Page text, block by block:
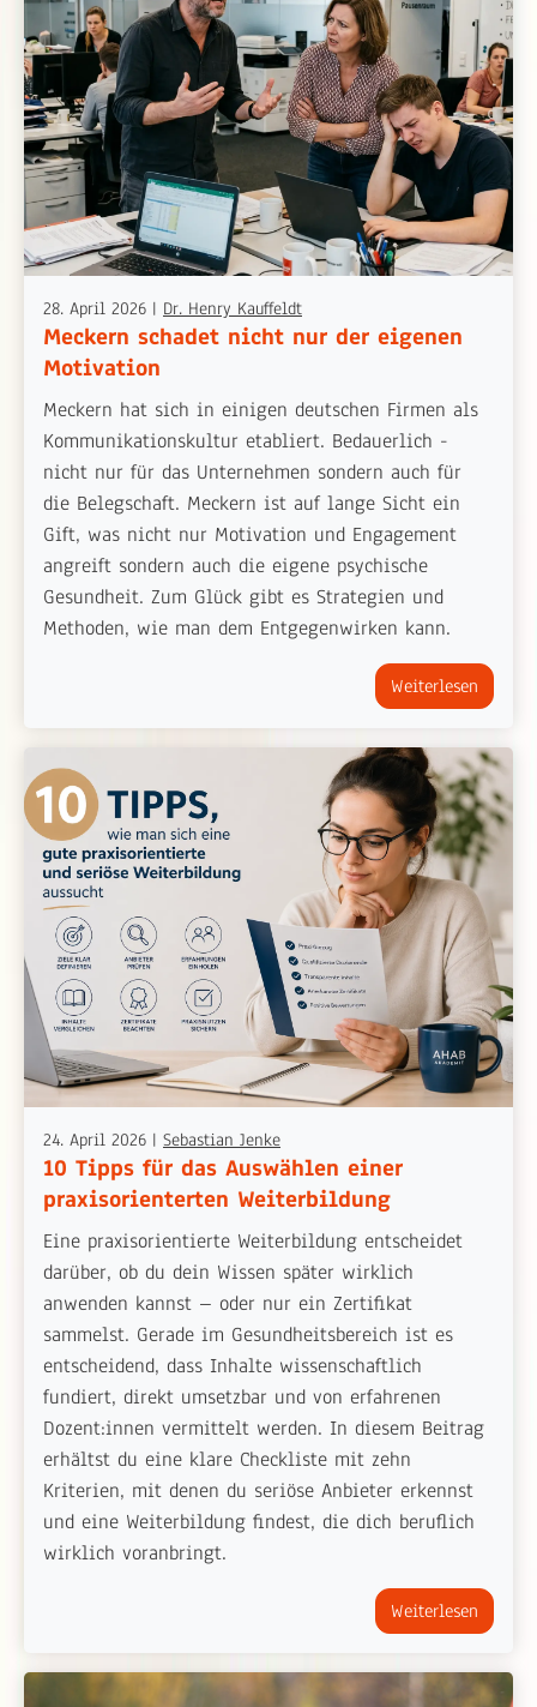
28. April 2026 | Dr. Henry Kauffeldt
Meckern schadet nicht nur der eigenen
Motivation
Meckern hat sich in einigen deutschen Firmen als
Kommunikationskultur etabliert. Bedauerlich -
nicht nur für das Unternehmen sondern auch für
die Belegschaft. Meckern ist auf lange Sicht ein
Gift, was nicht nur Motivation und Engagement
angreift sondern auch die eigene psychische
Gesundheit. Zum Glück gibt es Strategien und
Methoden, wie man dem Entgegenwirken kann.
Weiterlesen
24. April 2026 | Sebastian Jenke
10 Tipps für das Auswählen einer
praxisorienterten Weiterbildung
Eine praxisorientierte Weiterbildung entscheidet
darüber, ob du dein Wissen später wirklich
anwenden kannst – oder nur ein Zertifikat
sammelst. Gerade im Gesundheitsbereich ist es
entscheidend, dass Inhalte wissenschaftlich
fundiert, direkt umsetzbar und von erfahrenen
Dozent:innen vermittelt werden. In diesem Beitrag
erhältst du eine klare Checkliste mit zehn
Kriterien, mit denen du seriöse Anbieter erkennst
und eine Weiterbildung findest, die dich beruflich
wirklich voranbringt.
Weiterlesen